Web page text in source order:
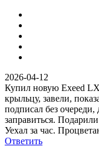
2026-04-12
Купил новую Exeed
крыльцу, завели,
подписал без
заправиться.
Уехал за час.
Ответить